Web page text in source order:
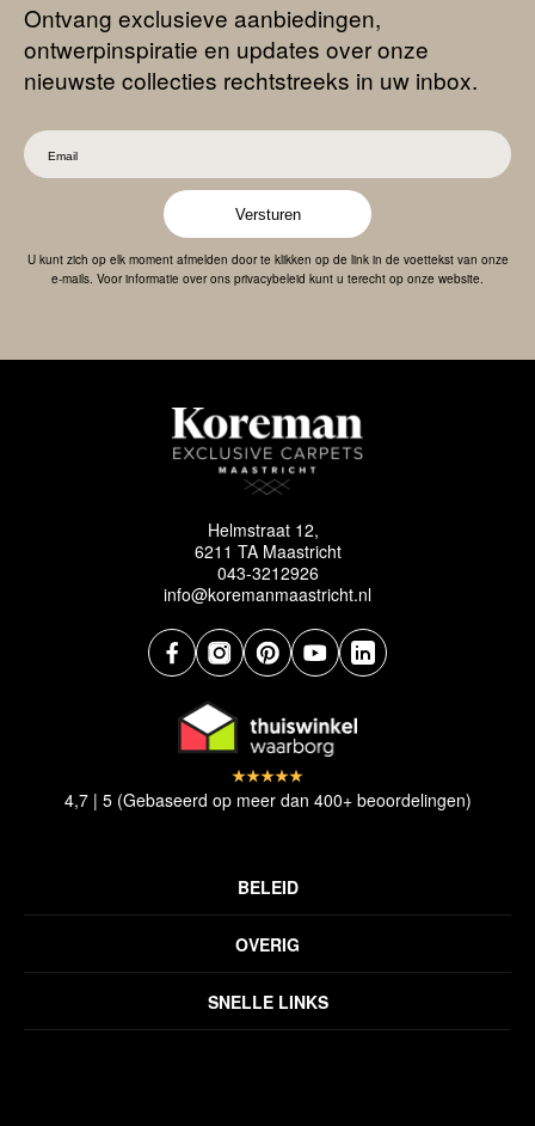
Ontvang exclusieve aanbiedingen,
ontwerpinspiratie en updates over onze
nieuwste collecties rechtstreeks in uw inbox.
Versturen
U kunt zich op elk moment afmelden door te klikken op de link in de voettekst van onze
e-mails. Voor informatie over ons privacybeleid kunt u terecht op onze website.
Helmstraat 12,
6211 TA Maastricht
043-3212926
info@koremanmaastricht.nl
SNELLE LINKS
OVERIG
BELEID
Verzendbeleid
4,7 | 5 (Gebaseerd op meer dan 400+ beoordelingen)